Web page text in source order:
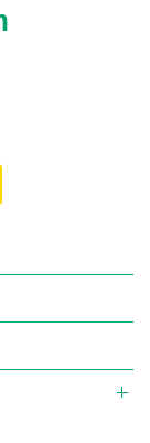
約の履行およ
携する企業の
頼
ト・就職等）
ミナー、イベ
伝える目的